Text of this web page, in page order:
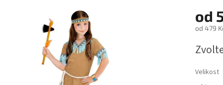
od
od 479
cena:
Velikost